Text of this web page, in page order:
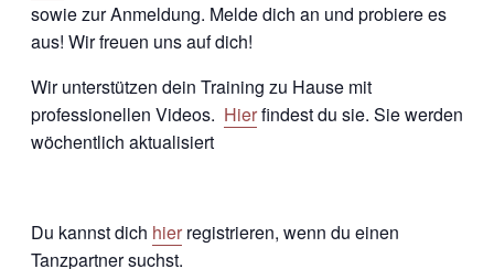
sowie zur Anmeldung. Melde dich an und probiere es
aus! Wir freuen uns auf dich!
Wir unterstützen dein Training zu Hause mit
professionellen Videos. Hierfindest du sie. Sie werden
wöchentlich aktualisiert
Du kannst dich hier registrieren, wenn du einen
Tanzpartner suchst.